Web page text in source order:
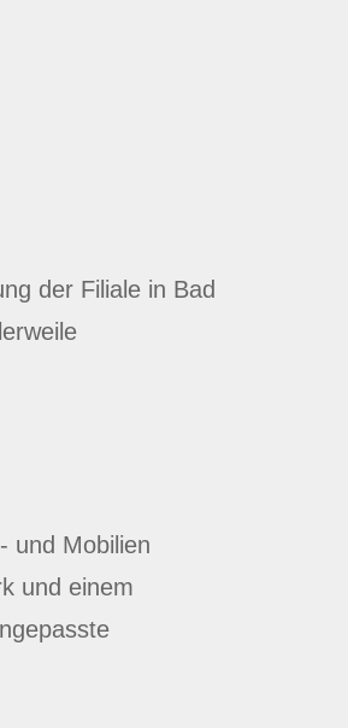
der Filiale in Bad
und Mobilien
und einem